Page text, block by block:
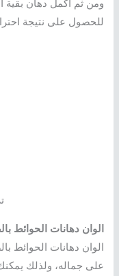
للحصول على نتيجة
الوان دهانات الحوائط
الوان دهانات الحوائط
على جماله، ولذلك